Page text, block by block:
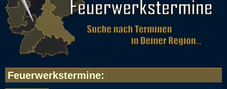
Feuerwerkstermine: